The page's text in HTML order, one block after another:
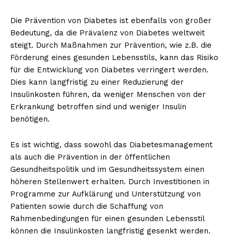
Die Prävention von Diabetes ist ebenfalls von großer
Bedeutung, da die Prävalenz von Diabetes weltweit
steigt. Durch Maßnahmen zur Prävention, wie z.B. die
Förderung eines gesunden Lebensstils, kann das Risiko
für die Entwicklung von Diabetes verringert werden.
Dies kann langfristig zu einer Reduzierung der
Insulinkosten führen, da weniger Menschen von der
Erkrankung betroffen sind und weniger Insulin
benötigen.
Es ist wichtig, dass sowohl das Diabetesmanagement
als auch die Prävention in der öffentlichen
Gesundheitspolitik und im Gesundheitssystem einen
höheren Stellenwert erhalten. Durch Investitionen in
Programme zur Aufklärung und Unterstützung von
Patienten sowie durch die Schaffung von
Rahmenbedingungen für einen gesunden Lebensstil
können die Insulinkosten langfristig gesenkt werden.